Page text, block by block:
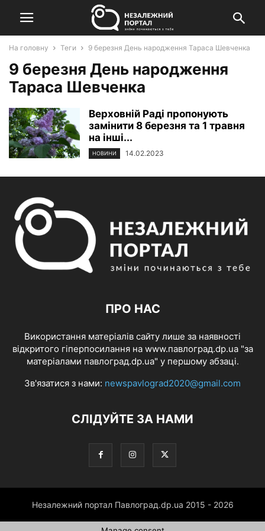
На головну Теги 9 березня День народження Тараса Шевченка
9 березня День народження
Тараса Шевченка
Верховній Раді пропонують
замінити 8 березня та 1 травня
на інші...
НОВИНИ 14.02.2023
ПРО НАС
Використання матеріалів сайту лише за наявності
відкритого гіперпосилання на www.павлоград.dp.ua "за
матеріалами павлоград.dp.ua" у першому абзаці.
Зв'язатися з нами: newspavlograd2020@gmail.com
СЛІДУЙТЕ ЗА НАМИ
Незалежний портал Павлоград.dp.ua 2015 - 2026